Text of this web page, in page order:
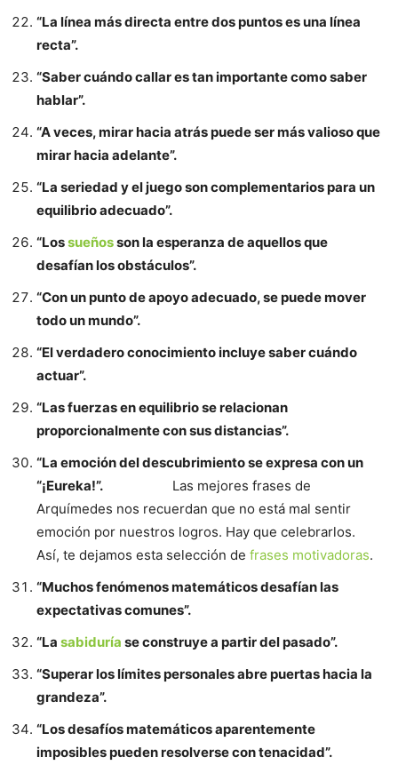
“La línea más directa entre dos puntos es una línea
recta”.
“Saber cuándo callar es tan importante como saber
hablar”.
“A veces, mirar hacia atrás puede ser más valioso que
mirar hacia adelante”.
“La seriedad y el juego son complementarios para un
equilibrio adecuado”.
“Lossueñosson la esperanza de aquellos que
desafían los obstáculos”.
“Con un punto de apoyo adecuado, se puede mover
todo un mundo”.
“El verdadero conocimiento incluye saber cuándo
actuar”.
“Las fuerzas en equilibrio se relacionan
proporcionalmente con sus distancias”.
“La emoción del descubrimiento se expresa con un
“¡Eureka!”. Las mejores frases de
Arquímedes nos recuerdan que no está mal sentir
emoción por nuestros logros. Hay que celebrarlos.
Así, te dejamos esta selección de frases motivadoras.
“Muchos fenómenos matemáticos desafían las
expectativas comunes”.
“La sabiduría se construye a partir del pasado”.
“Superar los límites personales abre puertas hacia la
grandeza”.
“Los desafíos matemáticos aparentemente
imposibles pueden resolverse con tenacidad”.